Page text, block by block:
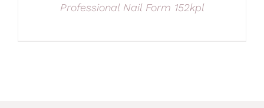
Professional Nail Form 152kpl